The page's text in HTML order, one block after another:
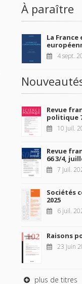
À paraître
La
4 sept.
Revue
politique
10 juil.
Revue
66 3/4,
7 juil.
Sociétés
2025
6 juil.
Raisons
23 juin
plus de titres